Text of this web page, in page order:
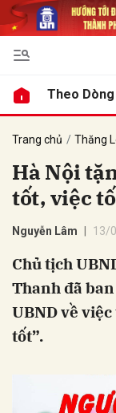
Theo Dòng
Trang chủ Thăng
Hà Nội
tốt, việc
Nguyễn Lâm 13/
Chủ tịch
Thanh đã
UBND về
tốt”.
luận